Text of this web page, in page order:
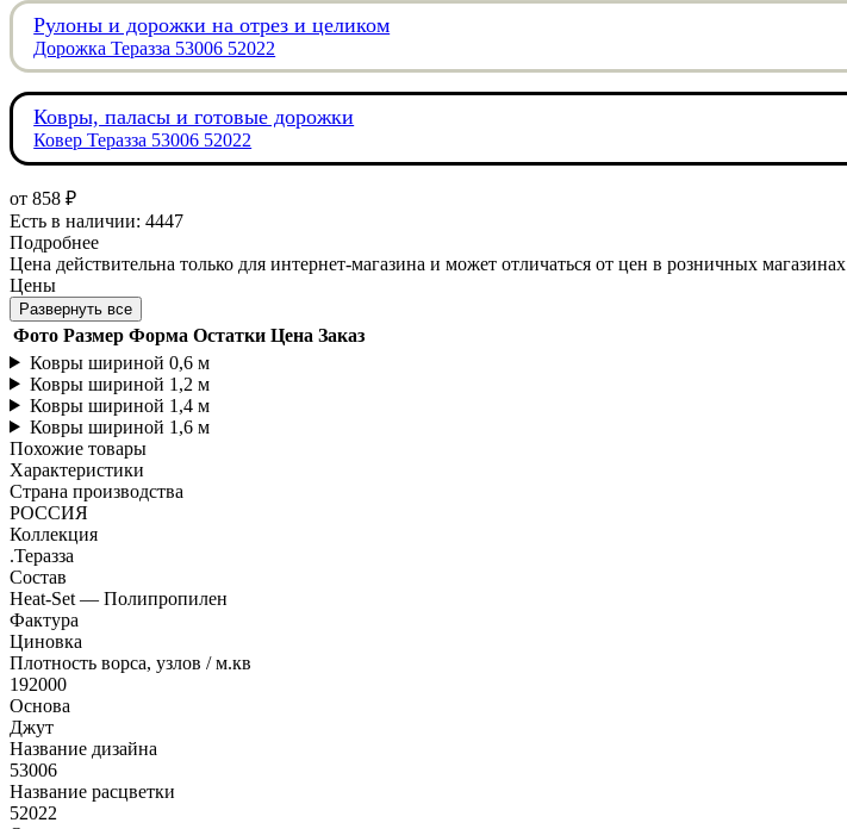
Рулоны и дорожки на отрез и целиком
Дорожка Теразза 53006 52022
Ковры, паласы и готовые дорожки
Ковер Теразза 53006 52022
от 858 ₽
Есть в наличии: 4447
Подробнее
Цена действительна только для интернет-магазина и может отличаться от цен в розничных магазинах
Цены
Развернуть все
Фото Размер Форма Остатки Цена Заказ
Ковры шириной 0,6 м
Ковры шириной 1,2 м
Ковры шириной 1,4 м
Ковры шириной 1,6 м
Похожие товары
Характеристики
Страна производства
РОССИЯ
Коллекция
.Теразза
Состав
Heat-Set — Полипропилен
Фактура
Циновка
Плотность ворса, узлов / м.кв
192000
Основа
Джут
Название дизайна
53006
Название расцветки
52022